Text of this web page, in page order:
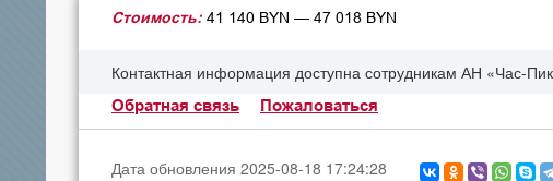
Стоимость: 41 140 BYN — 47 018 BYN
Контактная информация доступна сотрудникам АН «Час-
Обратная связь Пожаловаться
Дата обновления 2025-08-18 17:24:28